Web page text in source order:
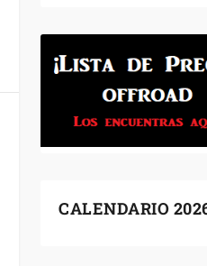
CALENDARIO